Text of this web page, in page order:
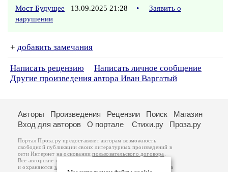
Мост Будущее 13.09.2025 21:28 •
Заявить о
нарушении
+ добавить замечания
Написать рецензию
Написать личное сообщение
Другие произведения автора Иван Варгатый
Авторы Произведения Рецензии Поиск
Магазин
Вход для авторов
О портале Стихи.ру Проза.ру
Портал Проза.ру предоставляет авторам возможность
свободной публикации своих литературных произведений в
сети Интернет на основаниипользовательского договора
Все авторские права на произведения принадлежат авторам
и охраняются законом
. Перепечатка произведений возможна